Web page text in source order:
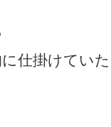
仕掛けてい